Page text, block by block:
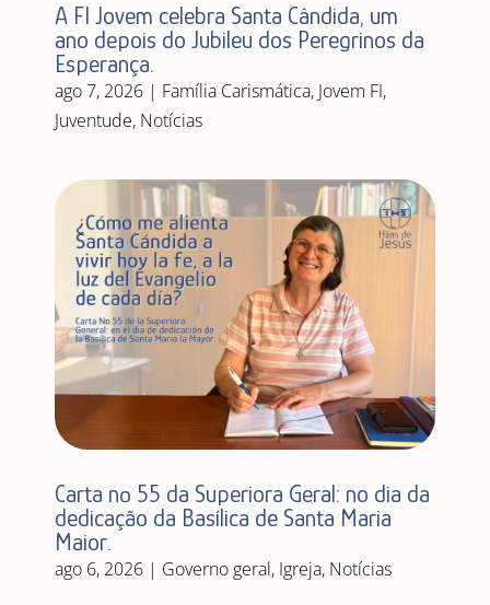
A FI Jovem celebra Santa Cândida, um
ano depois do Jubileu dos Peregrinos da
Esperança.
ago 7, 2026| Família Carismática, Jovem FI,
Juventude, Notícias
Carta nº 55 da Superiora Geral: no dia da
dedicação da Basílica de Santa Maria
Maior.
ago 6, 2026| Governo geral, Igreja, Notícias